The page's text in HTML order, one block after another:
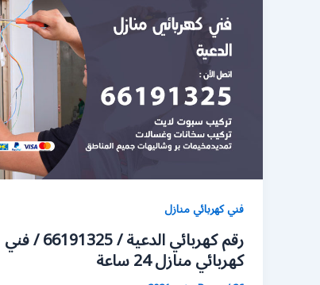
فني كهربائي منازل
رقم كهربائي الدعية / 66191325 / فني
كهربائي منازل 24 ساعة